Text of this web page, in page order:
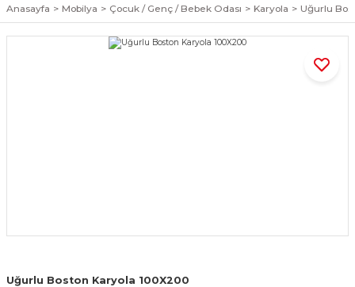
Anasayfa Mobilya Çocuk / Genç / Bebek Odası Karyola Uğurlu
Uğurlu Boston Karyola 100X200